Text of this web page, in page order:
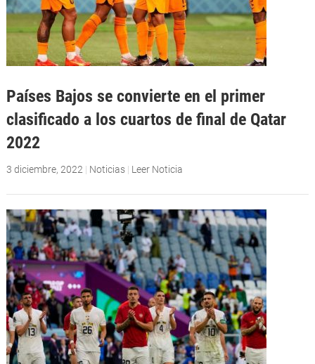
Países Bajos se convierte en el primer
clasificado a los cuartos de final de Qatar
2022
3 diciembre, 2022 | Noticias | Leer Noticia